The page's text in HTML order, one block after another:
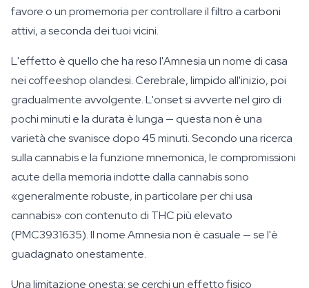
favore o un promemoria per controllare il filtro a carboni
attivi, a seconda dei tuoi vicini.
L'effetto è quello che ha reso l'Amnesia un nome di casa
nei coffeeshop olandesi. Cerebrale, limpido all'inizio, poi
gradualmente avvolgente. L'onset si avverte nel giro di
pochi minuti e la durata è lunga — questa non è una
varietà che svanisce dopo 45 minuti. Secondo una ricerca
sulla cannabis e la funzione mnemonica, le compromissioni
acute della memoria indotte dalla cannabis sono
«generalmente robuste, in particolare per chi usa
cannabis» con contenuto di THC più elevato
(PMC3931635). Il nome Amnesia non è casuale — se l'è
guadagnato onestamente.
Una limitazione onesta: se cerchi un effetto fisico